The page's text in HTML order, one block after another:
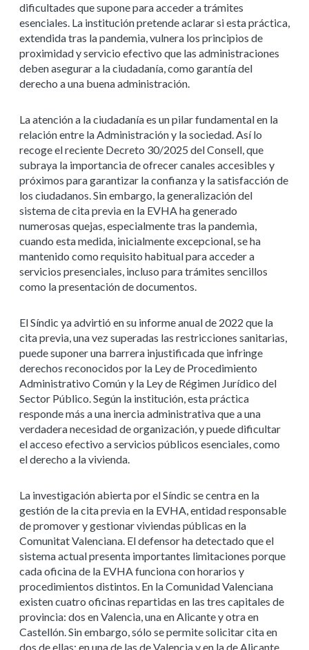
dificultades que supone para acceder a trámites
esenciales. La institución pretende aclarar si esta práctica,
extendida tras la pandemia, vulnera los principios de
proximidad y servicio efectivo que las administraciones
deben asegurar a la ciudadanía, como garantía del
derecho a una buena administración.
La atención a la ciudadanía es un pilar fundamental en la
relación entre la Administración y la sociedad. Así lo
recoge el reciente Decreto 30/2025 del Consell, que
subraya la importancia de ofrecer canales accesibles y
próximos para garantizar la confianza y la satisfacción de
los ciudadanos. Sin embargo, la generalización del
sistema de cita previa en la EVHA ha generado
numerosas quejas, especialmente tras la pandemia,
cuando esta medida, inicialmente excepcional, se ha
mantenido como requisito habitual para acceder a
servicios presenciales, incluso para trámites sencillos
como la presentación de documentos.
El Síndic ya advirtió en su informe anual de 2022 que la
cita previa, una vez superadas las restricciones sanitarias,
puede suponer una barrera injustificada que infringe
derechos reconocidos por la Ley de Procedimiento
Administrativo Común y la Ley de Régimen Jurídico del
Sector Público. Según la institución, esta práctica
responde más a una inercia administrativa que a una
verdadera necesidad de organización, y puede dificultar
el acceso efectivo a servicios públicos esenciales, como
el derecho a la vivienda.
La investigación abierta por el Síndic se centra en la
gestión de la cita previa en la EVHA, entidad responsable
de promover y gestionar viviendas públicas en la
Comunitat Valenciana. El defensor ha detectado que el
sistema actual presenta importantes limitaciones porque
cada oficina de la EVHA funciona con horarios y
procedimientos distintos. En la Comunidad Valenciana
existen cuatro oficinas repartidas en las tres capitales de
provincia: dos en Valencia, una en Alicante y otra en
Castellón. Sin embargo, sólo se permite solicitar cita en
dos de ellas: en una de las de Valencia y en la de Alicante.